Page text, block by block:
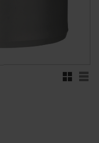
RutenettListe